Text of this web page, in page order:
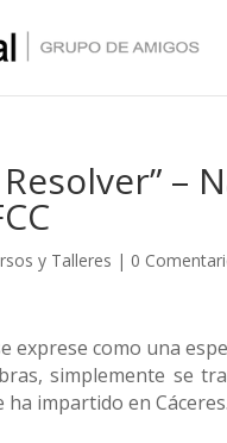
–
y Talleres | 0
exprese como una
simplemente se
ha impartido en Cáceres.